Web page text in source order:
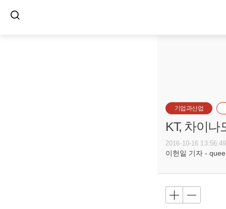
기업과산업
KT, 차이나
2016-10-16 13:56:49
이헌일 기자 -